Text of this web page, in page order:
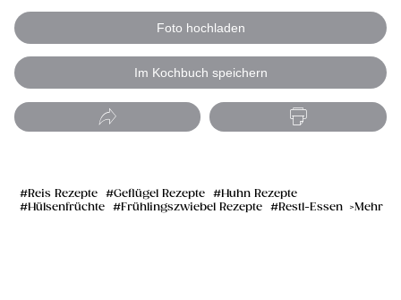
Foto hochladen
Im Kochbuch speichern
Reis Rezepte Geflügel Rezepte
Huhn Rezepte
Hülsenfrüchte
Frühlingszwiebel Rezepte Restl-Essen Mehr